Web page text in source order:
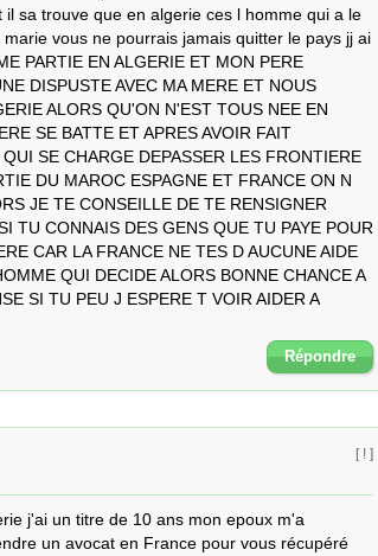
sa trouve que en algerie ces l homme qui a le
vous ne pourrais jamais quitter le pays jj ai
PARTIE EN ALGERIE ET MON PERE
DISPUSTE AVEC MA MERE ET NOUS
ALORS QU'ON N'EST TOUS NEE EN
SE BATTE ET APRES AVOIR FAIT
SE CHARGE DEPASSER LES FRONTIERE
DU MAROC ESPAGNE ET FRANCE ON N
JE TE CONSEILLE DE TE RENSIGNER
TU CONNAIS DES GENS QUE TU PAYE POUR
CAR LA FRANCE NE TES D AUCUNE AIDE
QUI DECIDE ALORS BONNE CHANCE A
SI TU PEU J ESPERE T VOIR AIDER A
Répondre
[ ! ]
j'ai un titre de 10 ans mon epoux m'a
un avocat en France pour vous récupéré